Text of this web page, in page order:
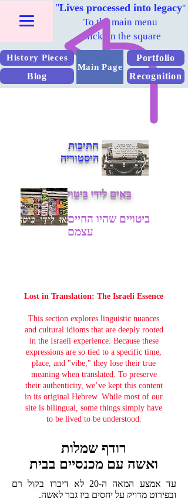
"Lives processed into legacy"
To the main menu
Click on the square
History Pieces
Blog
Main Page
Portfolio
Recognition
חתיכות
היסטוריה
באים לידי ביטוי
ביטויים שהיו החיים
עצמם
Lost in Translation: The Israeli Essence
This section explores linguistic nuances
and cultural idioms that are deeply rooted
in the Israeli experience. Because these
expressions are so tied to a specific time,
place, and "vibe," they lose their true
meaning when translated. To preserve
their authenticity, we’ve kept this content
in its original Hebrew. While most of our
site is bilingual, some things simply have
to be lived to be understood.
רודף שמלות
ואשה עם מכנסיים בבית
עד אמצע המאה ה-20 לא דיברו בקול רם
ובפירוט מדויק על יחסים בין גבר לאשה.